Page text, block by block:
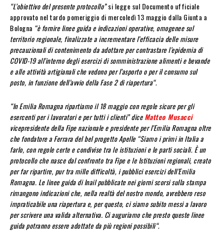
“L’obiettivo del presente protocollo”si legge sul Documento ufficiale
approvato nel tardo pomeriggio di mercoledì 13 maggio dalla Giunta a
Bologna “è fornire linee guida e indicazioni operative, omogenee sul
territorio regionale, finalizzate a incrementare l’efficacia delle misure
precauzionali di contenimento da adottare per contrastare l’epidemia di
COVID-19 all’interno degli esercizi di somministrazione alimenti e bevande
e alle attività artigianali che vedono per l’asporto o per il consumo sul
posto, in funzione dell’avvio della Fase 2 di riapertura“.
“In Emilia Romagna ripartiamo il 18 maggio con regole sicure per gli
esercenti per i lavoratori e per tutti i clienti” diceMatteo Musacci
vicepresidente della Fipe nazionale e presidente per l’Emilia Romagna oltre
che fondatore a Ferrara del bel progetto Apelle “Siamo i primi in Italia a
farlo, con regole certe e condivise tra le istituzioni e le parti sociali. È un
protocollo che nasce dal confronto tra Fipe e le Istituzioni regionali, creato
per far ripartire, pur tra mille difficoltà, i pubblici esercizi dell’Emilia
Romagna. Le linee guida di Inail pubblicate nei giorni scorsi sulla stampa
rimangono indicazioni che, nella realtà del nostro mondo, avrebbero reso
impraticabile una riapertura e, per questo, ci siamo subito messi a lavoro
per scrivere una valida alternativa. Ci auguriamo che presto queste linee
guida potranno essere adottate da più regioni possibili“.